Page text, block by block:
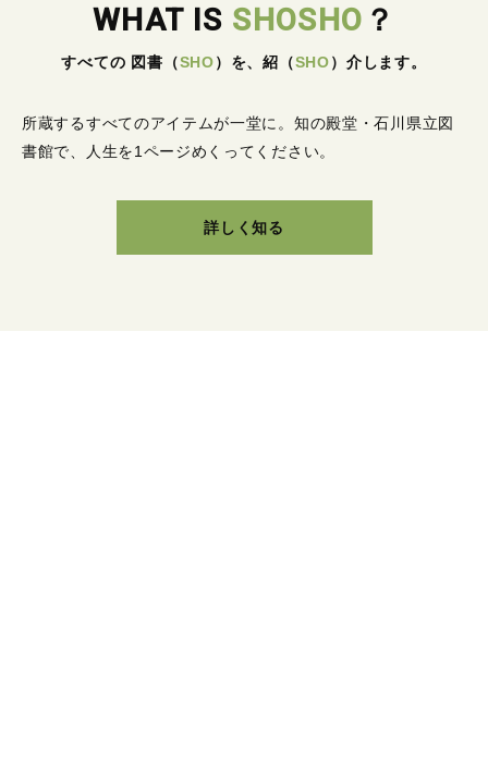
WHAT IS SHOSHO ？
すべての 図書 （SHO） を、紹 （SHO） 介します。
所蔵するすべてのアイテムが一堂に。 知の殿堂・石川県立図
書館で、人生を1ページめくってください。
詳しく知る